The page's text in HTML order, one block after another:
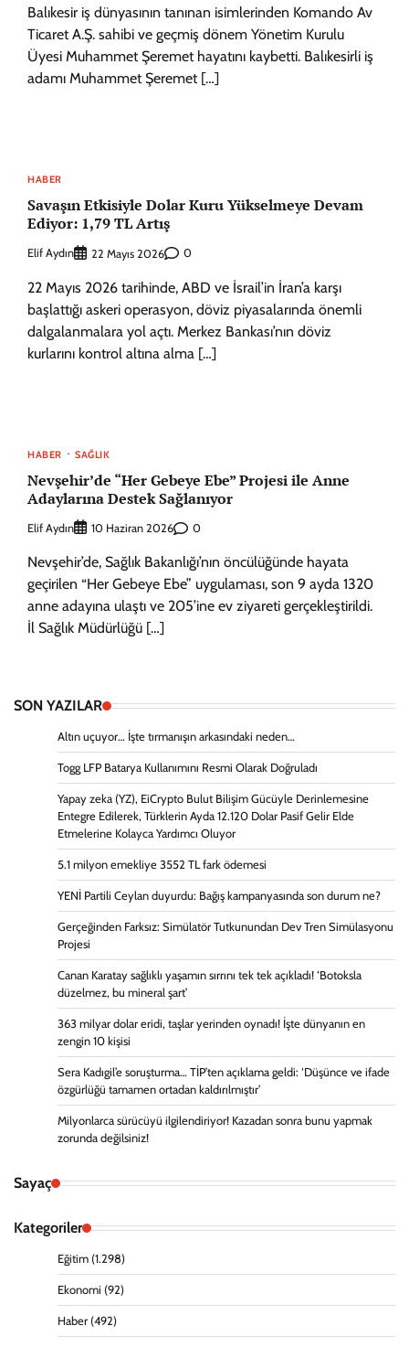
Balıkesir iş dünyasının tanınan isimlerinden Komando Av
Ticaret A.Ş. sahibi ve geçmiş dönem Yönetim Kurulu
Üyesi Muhammet Şeremet hayatını kaybetti. Balıkesirli iş
adamı Muhammet Şeremet […]
HABER
Savaşın Etkisiyle Dolar Kuru Yükselmeye Devam
Ediyor: 1,79 TL Artış
Elif Aydın 22 Mayıs 2026 0
22 Mayıs 2026 tarihinde, ABD ve İsrail’in İran’a karşı
başlattığı askeri operasyon, döviz piyasalarında önemli
dalgalanmalara yol açtı. Merkez Bankası’nın döviz
kurlarını kontrol altına alma […]
HABER SAĞLIK
Nevşehir’de “Her Gebeye Ebe” Projesi ile Anne
Adaylarına Destek Sağlanıyor
Elif Aydın 10 Haziran 2026 0
Nevşehir’de, Sağlık Bakanlığı’nın öncülüğünde hayata
geçirilen “Her Gebeye Ebe” uygulaması, son 9 ayda 1320
anne adayına ulaştı ve 205’ine ev ziyareti gerçekleştirildi.
İl Sağlık Müdürlüğü […]
SON YAZILAR
Altın uçuyor… İşte tırmanışın arkasındaki neden…
Togg LFP Batarya Kullanımını Resmi Olarak Doğruladı
Yapay zeka (YZ), EiCrypto Bulut Bilişim Gücüyle Derinlemesine
Entegre Edilerek, Türklerin Ayda 12.120 Dolar Pasif Gelir Elde
Etmelerine Kolayca Yardımcı Oluyor
5.1 milyon emekliye 3552 TL fark ödemesi
YENİ Partili Ceylan duyurdu: Bağış kampanyasında son durum ne?
Gerçeğinden Farksız: Simülatör Tutkunundan Dev Tren Simülasyonu
Projesi
Canan Karatay sağlıklı yaşamın sırrını tek tek açıkladı! ‘Botoksla
düzelmez, bu mineral şart’
363 milyar dolar eridi, taşlar yerinden oynadı! İşte dünyanın en
zengin 10 kişisi
Sera Kadıgil’e soruşturma… TİP’ten açıklama geldi: ‘Düşünce ve ifade
özgürlüğü tamamen ortadan kaldırılmıştır’
Milyonlarca sürücüyü ilgilendiriyor! Kazadan sonra bunu yapmak
zorunda değilsiniz!
Sayaç
Kategoriler
Eğitim (1.298)
Ekonomi (92)
Haber (492)